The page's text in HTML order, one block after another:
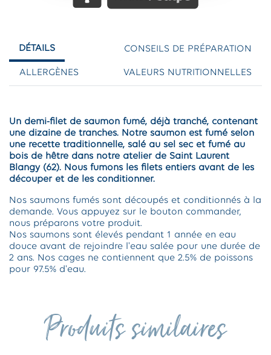
DÉTAILS CONSEILS DE PRÉPARATION
ALLERGÈNES VALEURS NUTRITIONNELLES
Un demi-filet de saumon fumé, déjà tranché, contenant
une dizaine de tranches. Notre saumon est fumé selon
une recette traditionnelle, salé au sel sec et fumé au
bois de hêtre dans notre atelier de Saint Laurent
Blangy (62). Nous fumons les filets entiers avant de les
découper et de les conditionner.
Nos saumons fumés sont découpés et conditionnés à la
demande. Vous appuyez sur le bouton commander,
nous préparons votre produit.
Nos saumons sont élevés pendant 1 année en eau
douce avant de rejoindre l'eau salée pour une durée de
2 ans. Nos cages ne contiennent que 2.5% de poissons
pour 97.5% d'eau.
Produits similaires